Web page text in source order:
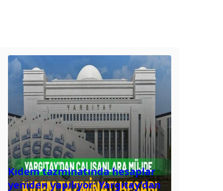
Kıdem tazminatında hesaplar
yeniden yapılıyor: Yargıtay’dan